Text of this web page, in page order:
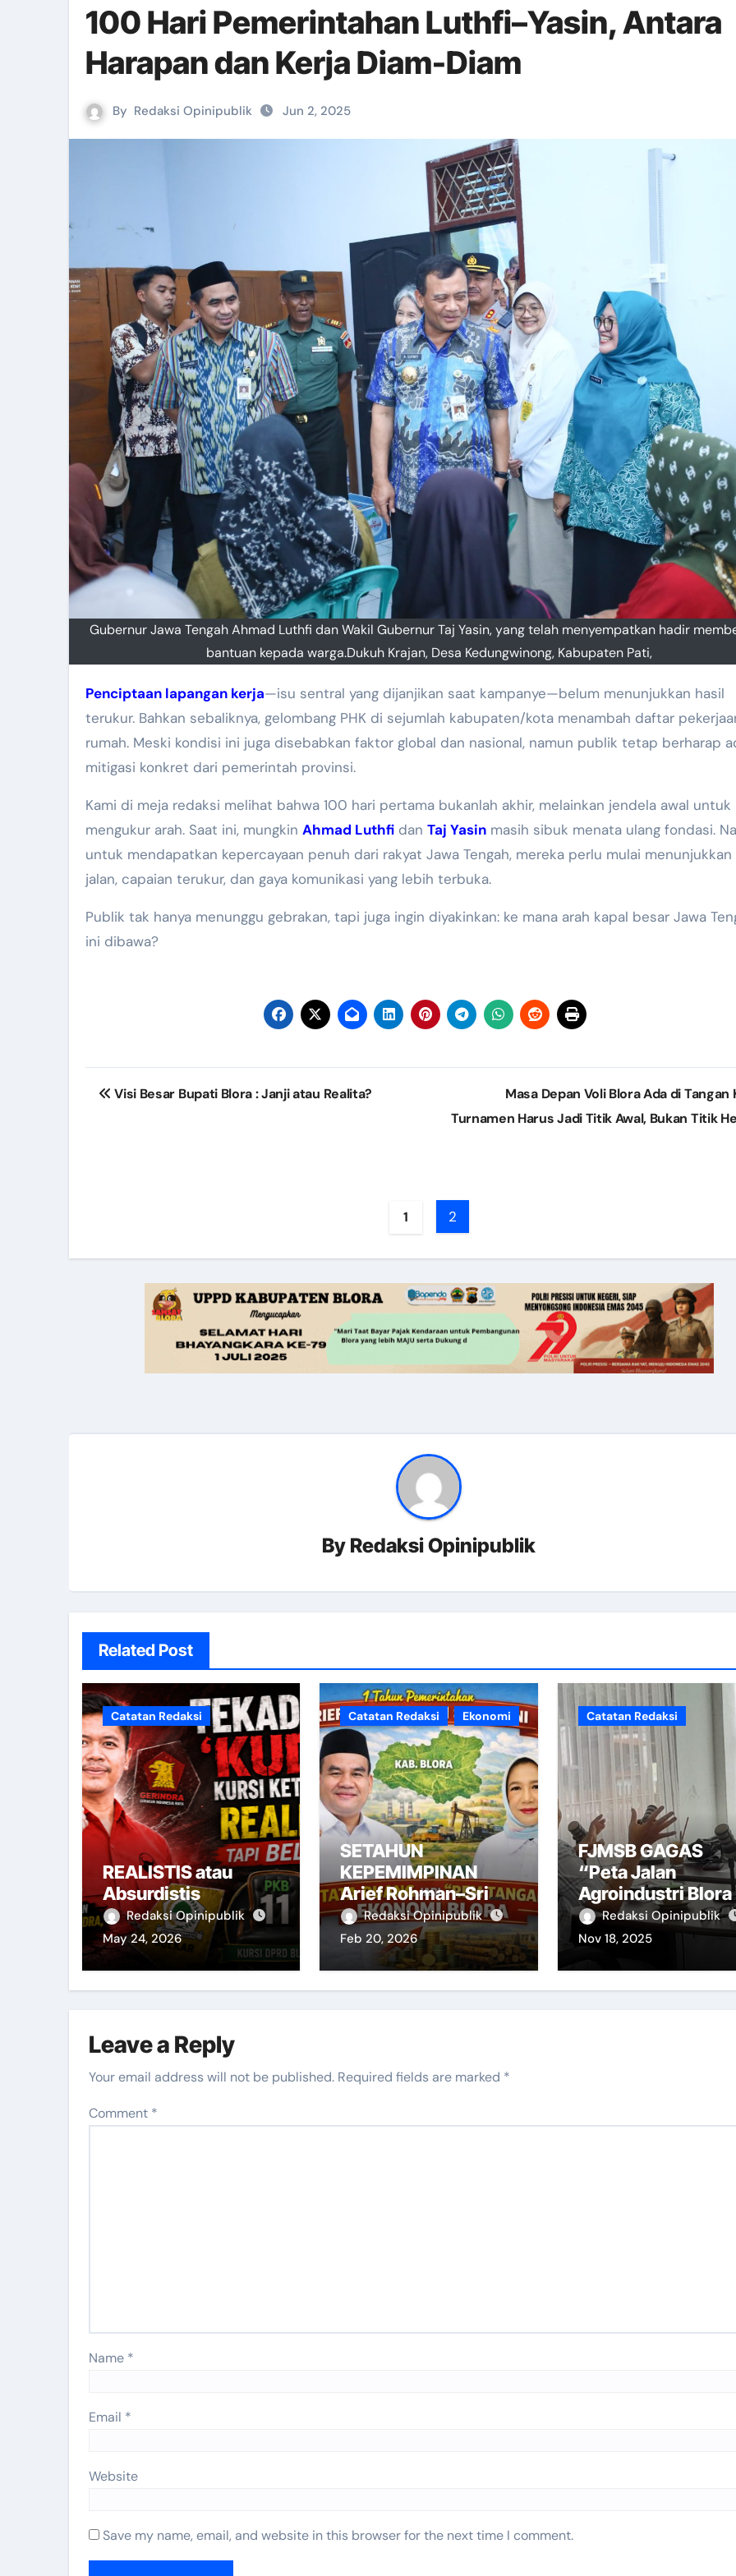
100 Hari Pemerintahan Luthfi–Yasin, Antara
Harapan dan Kerja Diam-Diam
By Redaksi Opinipublik Jun 2, 2025
Gubernur Jawa Tengah Ahmad Luthfi dan Wakil Gubernur Taj Yasin, yang telah menyempatkan hadir
bantuan kepada warga.Dukuh Krajan, Desa Kedungwinong, Kabupaten Pati,
Penciptaan lapangan kerja—isu sentral yang dijanjikan saat kampanye—belum menunjukkan hasil
terukur. Bahkan sebaliknya, gelombang PHK di sejumlah kabupaten/kota menambah daftar
rumah. Meski kondisi ini juga disebabkan faktor global dan nasional, namun publik tetap berharap
mitigasi konkret dari pemerintah provinsi.
Kami di meja redaksi melihat bahwa 100 hari pertama bukanlah akhir, melainkan jendela awal untuk
mengukur arah. Saat ini, mungkin Ahmad Luthfi dan Taj Yasin masih sibuk menata ulang fondasi.
untuk mendapatkan kepercayaan penuh dari rakyat Jawa Tengah, mereka perlu mulai
jalan, capaian terukur, dan gaya komunikasi yang lebih terbuka.
Publik tak hanya menunggu gebrakan, tapi juga ingin diyakinkan: ke mana arah kapal besar Jawa
ini dibawa?
Post
Visi Besar Bupati Blora : Janji atau Realita?
Masa Depan Voli Blora Ada di Tangan
Turnamen Harus Jadi Titik Awal, Bukan Titik
1 2
By Redaksi Opinipublik
Related Post
Catatan Redaksi
REALISTIS atau
Absurdistis
Redaksi Opinipublik
May 24, 2026
Catatan Redaksi Ekonomi
SETAHUN
KEPEMIMPINAN
Arief Rohman–Sri
Setyorini : RDTR
MANDEK, Investasi
Tertahan
Redaksi Opinipublik
Feb 20, 2026
Catatan Redaksi
FJMSB GAGAS
“Peta Jalan
Agroindustri Blora
2026–2030”
Redaksi Opinipublik
Nov 18, 2025
Leave a Reply
Your email address will not be published. Required fields are marked *
Comment *
Name *
Email *
Website
Save my name, email, and website in this browser for the next time I comment.